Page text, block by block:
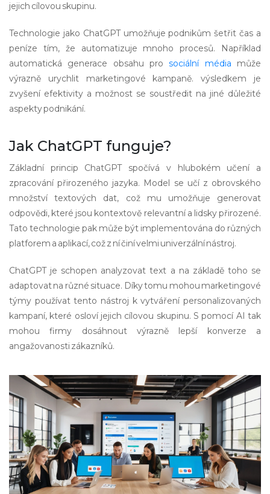
jejich cílovou skupinu.
Technologie jako ChatGPT umožňuje podnikům šetřit čas a
peníze tím, že automatizuje mnoho procesů. Například
automatická generace obsahu prosociální média může
výrazně urychlit marketingové kampaně. výsledkem je
zvyšení efektivity a možnost se soustředit na jiné důležité
aspekty podnikání.
Jak ChatGPT funguje?
Základní princip ChatGPT spočívá v hlubokém učení a
zpracování přirozeného jazyka. Model se učí z obrovského
množství textových dat, což mu umožňuje generovat
odpovědi, které jsou kontextově relevantní a lidsky přirozené.
Tato technologie pak může být implementována do různých
platforem a aplikací, což z ní činí velmi univerzální nástroj.
ChatGPT je schopen analyzovat text a na základě toho se
adaptovat na různé situace. Díky tomu mohou marketingové
týmy používat tento nástroj k vytváření personalizovaných
kampaní, které osloví jejich cílovou skupinu. S pomocí AI tak
mohou firmy dosáhnout výrazně lepší konverze a
angažovanosti zákazníků.